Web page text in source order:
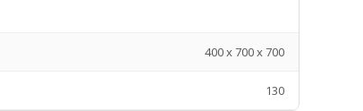
400 x 700 x 700
130